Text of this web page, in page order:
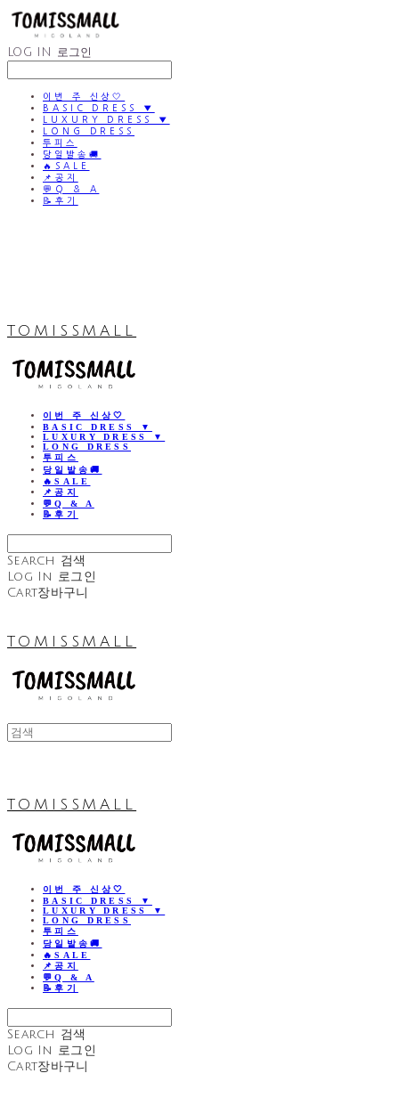
LOG IN 로그인
이번 주 신상🤍
BASIC DRESS ▼
LUXURY DRESS ▼
LONG DRESS
투피스
당일발송🚚
🔥SALE
📌공지
💬Q & A
📝후기
TOMISSMALL
이번 주 신상🤍
BASIC DRESS ▼
LUXURY DRESS ▼
LONG DRESS
투피스
당일발송🚚
🔥SALE
📌공지
💬Q & A
📝후기
Search 검색
Log In 로그인
Cart장바구니
TOMISSMALL
TOMISSMALL
이번 주 신상🤍
BASIC DRESS ▼
LUXURY DRESS ▼
LONG DRESS
투피스
당일발송🚚
🔥SALE
📌공지
💬Q & A
📝후기
Search 검색
Log In 로그인
Cart장바구니